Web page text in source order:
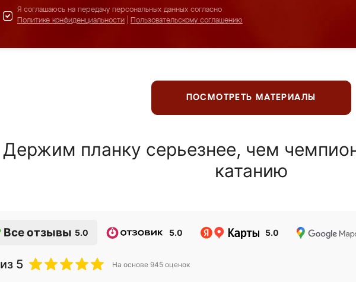
Я соглашаюсь на передачу персональных данных согласно
Политике конфиденциальности
Пользовательскому соглашению
ПОСМОТРЕТЬ МАТЕРИАЛЫ
Держим планку серьезнее, чем
катанию
Все отзывы 5.0 5.0 5.0
из 5 На основе 945 оценок